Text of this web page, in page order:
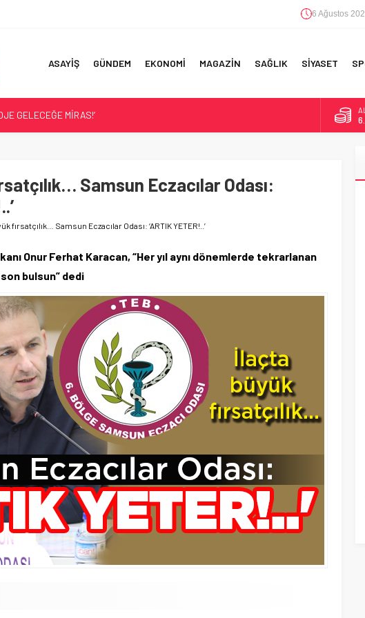
6 Ağustos
ASAYİŞ GÜNDEM EKONOMİ MAGAZİN SAĞLIK SİYASET
GELECEĞE MİRAS!’
İÇİN ACI BİLANÇO!
FARKINDALIK!
GÖZALTINDA!
Samsun Eczacılar Odası:
fırsatçılık… Samsun Eczacılar Odası: ‘ARTIK YETER!..’
Onur Ferhat Karacan, “Her yıl aynı dönemlerde tekrarlanan
son bulsun” dedi